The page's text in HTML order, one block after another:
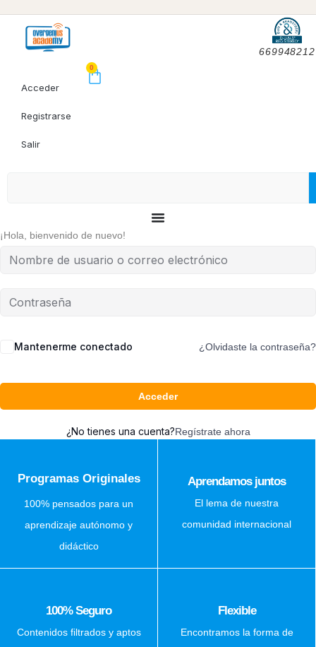
669948212
Acceder
Registrarse
Salir
0
¡Hola, bienvenido de nuevo!
Mantenerme conectado ¿Olvidaste la contraseña?
Acceder
¿No tienes una cuenta?Regístrate ahora
Programas Originales
100% pensados para un
aprendizaje autónomo y
didáctico
Aprendamos juntos
El lema de nuestra
comunidad internacional
100% Seguro
Contenidos filtrados y aptos
Flexible
Encontramos la forma de